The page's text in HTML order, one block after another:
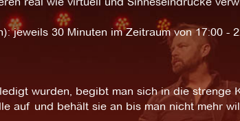
jeweils 30 Minuten im Zeitraum von 17:00 -
wurden, begibt man sich in die strenge
auf und behält sie an bis man nicht mehr